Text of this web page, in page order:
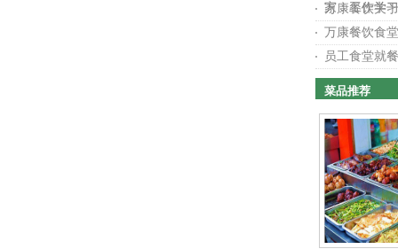
家：工作学
万康餐饮关
万康餐饮食
员工食堂就
菜品推荐